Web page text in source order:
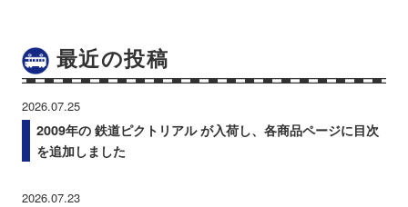
最近の投稿
2026.07.25
2009年の 鉄道ピクトリアル が入荷し、各商品ページに目次
を追加しました
2026.07.23